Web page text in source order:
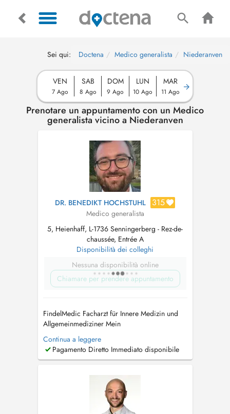
Sei qui: Doctena Medico generalista Niederanven
VEN
7 Ago
SAB
8 Ago
DOM
9 Ago
LUN
10 Ago
MAR
11 Ago
Prenotare un appuntamento con un Medico
generalista vicino a Niederanven
DR. BENEDIKT HOCHSTUHL 315
Medico generalista
5, Heienhaff, L-1736 Senningerberg - Rez-de-
chaussée, Entrée A
Disponibilità dei colleghi
Nessuna disponibilità online
Chiamare per prendere appuntamento
FindelMedic Facharzt für Innere Medizin und
Allgemeinmediziner Mein
Behandlungsspektrum umfasst unter anderem:
Herz-Kreislauf-Beschwerden, Herzrasen/
Herzstolpern (Palpitationen), geschwollene
oder chronisch), Atemnot, diagnostiziertes
oder vermutetes As...
Continua a leggere
Pagamento Diretto Immediato disponibile